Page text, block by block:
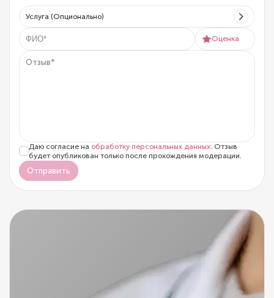
Услуга (Опционально)
Оценка
Даю согласие на обработку персональных данных. Отзыв
будет опубликован только после прохождения модерации.
Отправить